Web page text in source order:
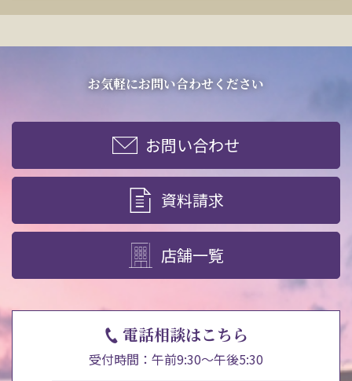
お気軽にお問い合わせください
お問い合わせ
資料請求
店舗一覧
電話相談はこちら
受付時間：午前9:30～午後5:30